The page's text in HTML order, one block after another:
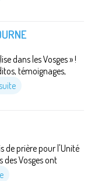
dans les Vosges » !
témoignages,
de prière pour l'Unité
des Vosges ont